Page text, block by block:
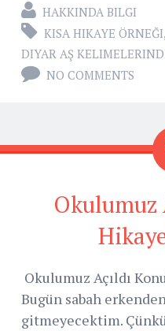
HAKKINDA BILGI
KISA HIKAYE ÖRNEĞI,
DIYAR AŞ
NO COMMENTS
Okulumuz
Okulumuz Açıldı
Bugün sabah
gitmeyecektim.